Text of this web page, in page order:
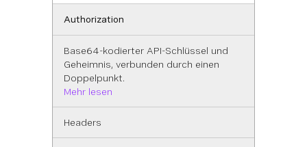
Authorization
Base64-kodierter API-Schlüssel und
Geheimnis, verbunden durch einen
Doppelpunkt.
Mehr lesen
Headers